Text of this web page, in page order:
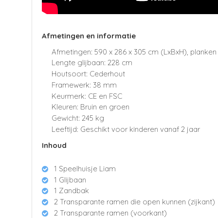
Afmetingen en informatie
Afmetingen: 590 x 286 x 305 cm (LxBxH),
Lengte glijbaan: 228 cm
Houtsoort: Cederhout
Framewerk: 38 mm
Keurmerk: CE en FSC
Kleuren: Bruin en groen
Gewicht: 245 kg
Leeftijd: Geschikt voor kinderen vanaf 2 jaar
Inhoud
1 Speelhuisje Liam
1 Glijbaan
1 Zandbak
2 Transparante ramen die open kunnen (zijkant)
2 Transparante ramen (voorkant)